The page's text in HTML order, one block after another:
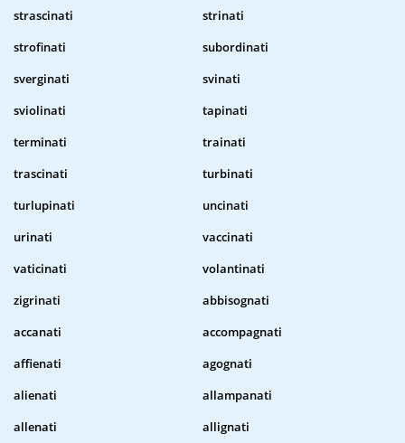
strascinati
strinati
strofinati
subordinati
sverginati
svinati
sviolinati
tapinati
terminati
trainati
trascinati
turbinati
turlupinati
uncinati
urinati
vaccinati
vaticinati
volantinati
zigrinati
abbisognati
accanati
accompagnati
affienati
agognati
alienati
allampanati
allenati
allignati